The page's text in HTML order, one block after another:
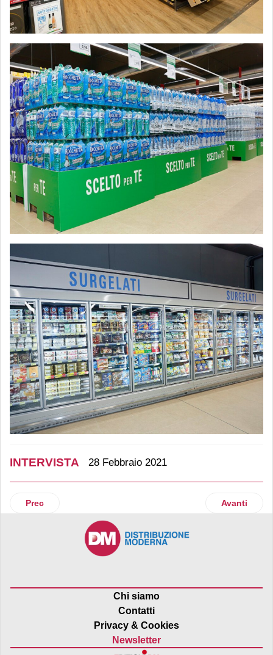
INTERVISTA 28 Febbraio 2021
Articolo precedente: Loacker, la bontà pensa in grande
Prec Articolo
Avanti
Chi siamo
Contatti
Privacy & Cookies
Newsletter